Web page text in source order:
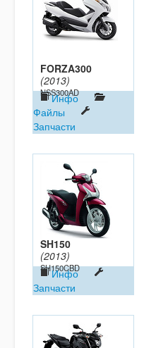
FORZA300
(2013)
NSS300AD
Инфо
Файлы
Запчасти
SH150
(2013)
SH150CBD
Инфо
Запчасти